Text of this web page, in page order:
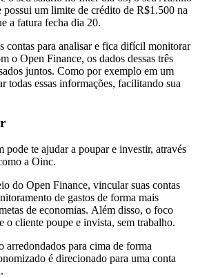
um limite de crédito de R$1.500 na
a fatura fecha dia 20.
contas para analisar e fica difícil monitorar
o Open Finance, os dados dessas três
juntos. Como por exemplo em um
todas essas informações, facilitando sua
pode te ajudar a poupar e investir, através
a Oinc.
do Open Finance, vincular suas contas
de gastos de forma mais
de economias. Além disso, o foco
o cliente poupe e invista, sem trabalho.
arredondados para cima de forma
é direcionado para uma conta